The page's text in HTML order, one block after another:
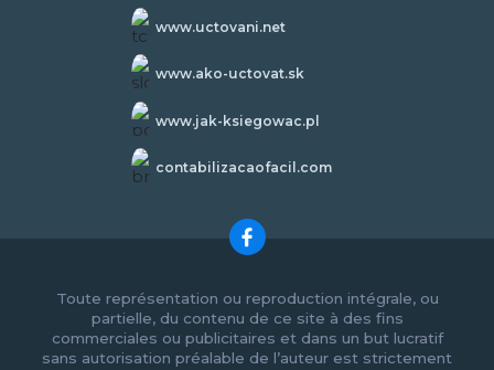
www.uctovani.net
www.ako-uctovat.sk
www.jak-ksiegowac.pl
contabilizacaofacil.com
Toute représentation ou reproduction intégrale, ou
partielle, du contenu de ce site à des fins
commerciales ou publicitaires et dans un but lucratif
sans autorisation préalable de l’auteur est strictement